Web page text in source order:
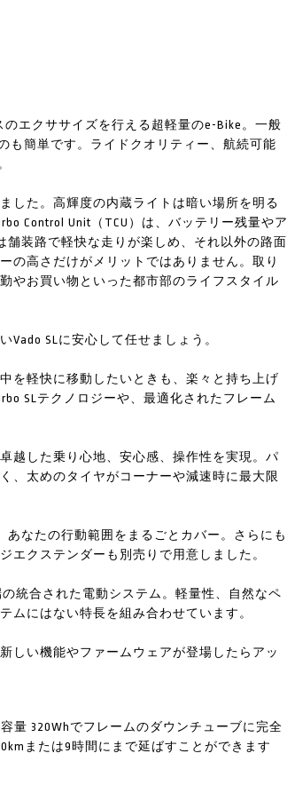
エクササイズを行える超軽量のe-Bike。一般
も簡単です。ライドクオリティー、航続可能
した。高輝度の内蔵ライトは暗い場所を明る
Control Unit（TCU）は、バッテリー残量やア
装路で軽快な走りが楽しめ、それ以外の路面
の高さだけがメリットではありません。取り
やお買い物といった都市部のライフスタイル
SLに安心して任せましょう。
を軽快に移動したいときも、楽々と持ち上げ
SLテクノロジーや、最適化されたフレーム
越した乗り心地、安心感、操作性を実現。パ
、太めのタイヤがコーナーや減速時に最大限
なたの行動範囲をまるごとカバー。さらにも
エクステンダーも別売りで用意しました。
の統合された電動システム。軽量性、自然なペ
ムにはない特長を組み合わせています。
しい機能やファームウェアが登場したらアッ
量 320Whでフレームのダウンチューブに完全
または9時間にまで延ばすことができます